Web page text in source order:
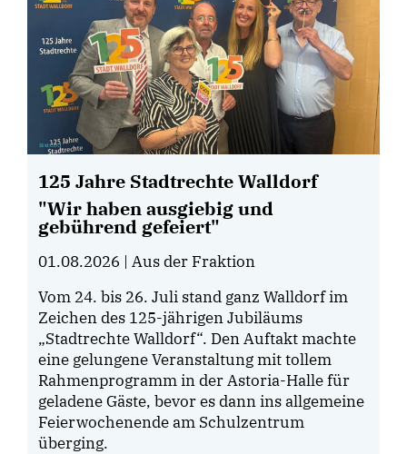
125 Jahre Stadtrechte Walldorf
"Wir haben ausgiebig und
gebührend gefeiert"
01.08.2026 | Aus der Fraktion
Vom 24. bis 26. Juli stand ganz Walldorf im
Zeichen des 125-jährigen Jubiläums
Stadtrechte Walldorf“. Den Auftakt machte
eine gelungene Veranstaltung mit tollem
Rahmenprogramm in der Astoria-Halle für
geladene Gäste, bevor es dann ins allgemeine
Feierwochenende am Schulzentrum
überging.